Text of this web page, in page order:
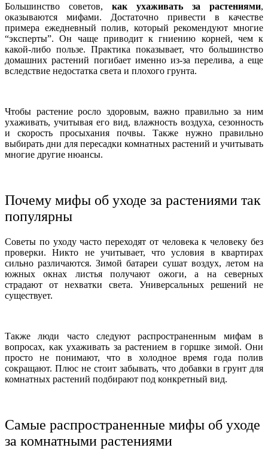
Большинство советов, как ухаживать за растениями,
оказываются мифами. Достаточно привести в качестве
примера ежедневный полив, который рекомендуют многие
“эксперты”. Он чаще приводит к гниению корней, чем к
какой-либо пользе. Практика показывает, что большинство
домашних растений погибает именно из-за перелива, а еще
вследствие недостатка света и плохого грунта.
Чтобы растение росло здоровым, важно правильно за ним
ухаживать, учитывая его вид, влажность воздуха, сезонность
и скорость просыхания почвы. Также нужно правильно
выбирать дни для пересадки комнатных растений и учитывать
многие другие нюансы.
Почему мифы об уходе за растениями так
популярны
Советы по уходу часто переходят от человека к человеку без
проверки. Никто не учитывает, что условия в квартирах
сильно различаются. Зимой батареи сушат воздух, летом на
южных окнах листья получают ожоги, а на северных
страдают от нехватки света. Универсальных решений не
существует.
Также люди часто следуют распространенным мифам в
вопросах, как ухаживать за растением в горшке зимой. Они
просто не понимают, что в холодное время года полив
сокращают. Плюс не стоит забывать, что добавки в грунт для
комнатных растений подбирают под конкретный вид.
Самые распространенные мифы об уходе
за комнатными растениями